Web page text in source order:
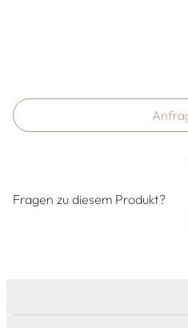
Fragen zu diesem Produkt?